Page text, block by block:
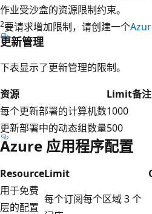
作业受沙盒的资源限制约束。
2要请求增加限制，请创建一个
更新管理
下表显示了更新管理的限制。
资源
Limit备注
每个更新部署的计算机数1000
更新部署中的动态组数量500
Azure 应用程序配置
ResourceLimit
用于免费
层的配置
每个订阅每个区域 3 个